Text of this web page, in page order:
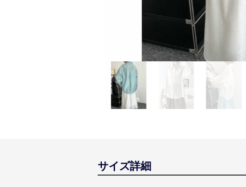
サイズ詳細